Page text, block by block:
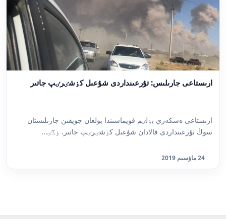
ارىستاعى جارىلىس: تۇرعىنداردى شۇعىل كٶشٸرٸپ جاتىر
ارىستاعى ەسكەري بٶلٸم قويماسىندا بولعان جويقىن جارىلىستان
سوڭ تۇرعىنداردى قالادان شۇعىل كٶشٸرٸپ جاتىر. ٶڭٸ...
24 ماۋسىم 2019